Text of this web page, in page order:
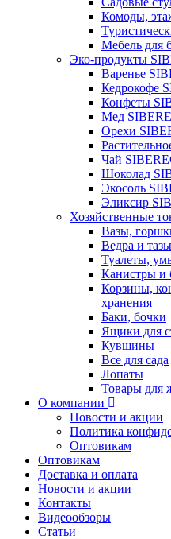
Комоды,
Мебель для
Эко-продукты
Варенье
Кедрокофе
Конфеты
Мед
Орехи
Чай
Шоколад
Экосоль
Эликсир
Хозяйственные
Вазы,
Ведра и тазы
Туалеты,
Канистры и
Корзины,
хранения
Баки, бочки
Ящики для
Кувшины
Все для сада
Лопаты
Товары для
О компании
Новости и акции
Политика
Оптовикам
Оптовикам
Доставка и оплата
Новости и акции
Контакты
Видеообзоры
Статьи